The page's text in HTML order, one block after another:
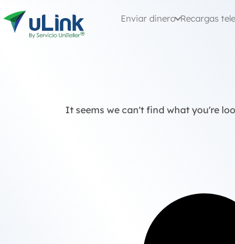
Enviar dinero Recargas
It seems we can't find what you're